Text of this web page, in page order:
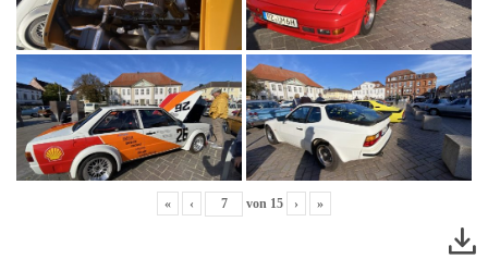
« ‹ von 15 › »